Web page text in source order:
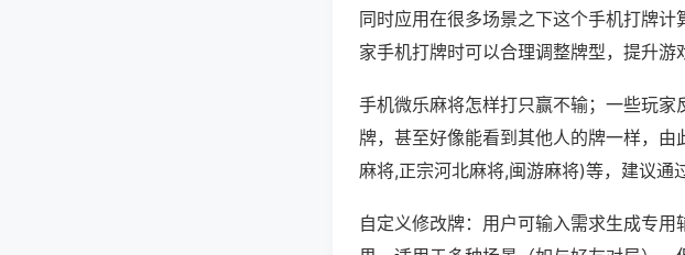
同时应用在很多场景之下这个手机打牌
家手机打牌时可以合理调整牌型，提升游
手机微乐麻将怎样打只赢不输；一些玩
牌，甚至好像能看到其他人的牌一样，
麻将,正宗河北麻将,闽游麻将)等，建议通
自定义修改牌：用户可输入需求生成专